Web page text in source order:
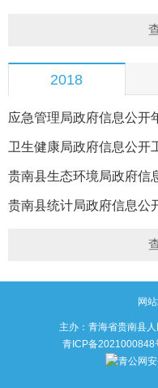
2018
应急管理局政府信息公开
卫生健康局政府信息公开
贵南县生态环境局政府信
贵南县统计局政府信息公
网
主办：青海省贵南
青ICP备2021000848
青公网